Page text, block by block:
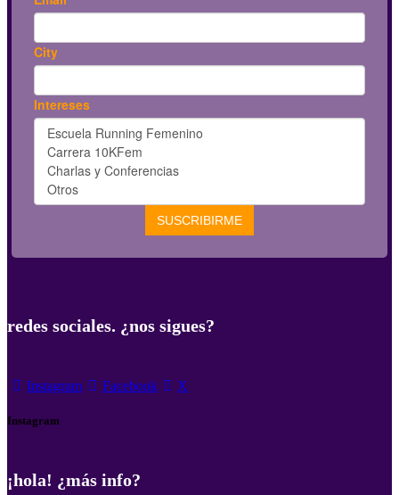
redes sociales. ¿nos sigues?
Instagram Facebook X
Instagram
¡hola! ¿más info?